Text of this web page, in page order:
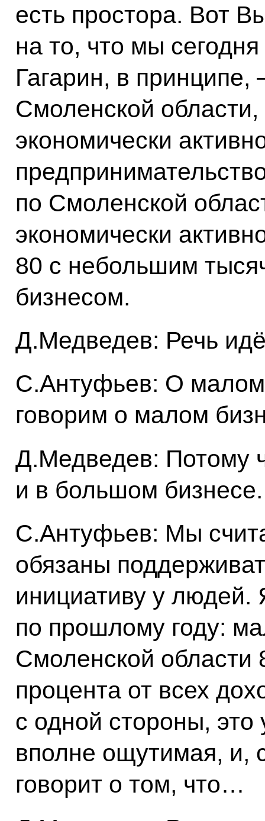
есть простора. Вот
на то, что мы
Гагарин, в
Смоленской
экономически
по Смоленской
экономически
80 с небольшим
бизнесом.
Д.Медведев: Речь
С.Антуфьев: О
говорим о малом
Д.Медведев: Потому
и в большом бизнесе.
С.Антуфьев: Мы
обязаны
инициативу у
по прошлому году:
Смоленской области
процента от всех
с одной стороны,
вполне ощутимая, и,
говорит о том, что…